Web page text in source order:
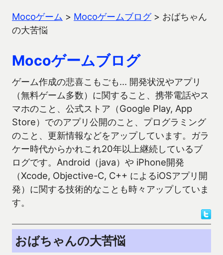
Mocoゲーム > Mocoゲームブログ> おばちゃん
の大苦悩
Mocoゲームブログ
ゲーム作成の悲喜こもごも… 開発状況やアプリ
（無料ゲーム多数）に関すること、携帯電話やス
マホのこと、公式ストア（Google Play, App
Store）でのアプリ公開のこと、プログラミング
のこと、更新情報などをアップしています。ガラ
ケー時代からかれこれ20年以上継続しているブ
ログです。Android（java）や iPhone開発
（Xcode, Objective-C, C++ によるiOSアプリ開
発）に関する技術的なことも時々アップしていま
す。
おばちゃんの大苦悩